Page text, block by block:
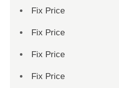
Fix Price
Fix Price
Fix Price
Fix Price